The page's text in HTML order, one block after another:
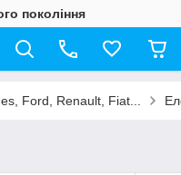
покоління
Ford, Renault, Fiat...